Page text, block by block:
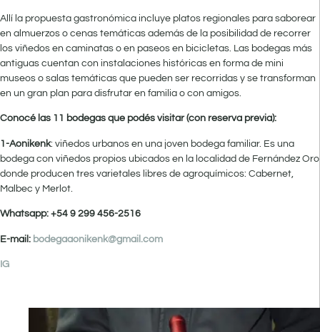
Allí la propuesta gastronómica incluye platos regionales para saborear
en almuerzos o cenas temáticas además de la posibilidad de recorrer
los viñedos en caminatas o en paseos en bicicletas. Las bodegas más
antiguas cuentan con instalaciones históricas en forma de mini
museos o salas temáticas que pueden ser recorridas y se transforman
en un gran plan para disfrutar en familia o con amigos.
Conocé las 11 bodegas que podés visitar (con reserva previa):
1-Aonikenk: viñedos urbanos en una joven bodega familiar. Es una
bodega con viñedos propios ubicados en la localidad de Fernández Oro
donde producen tres varietales libres de agroquímicos: Cabernet,
Malbec y Merlot.
Whatsapp: +54 9 299 456-2516
E-mail: bodegaaonikenk@gmail.com
IG